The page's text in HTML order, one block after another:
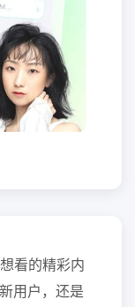
看的精彩内
用户，还是